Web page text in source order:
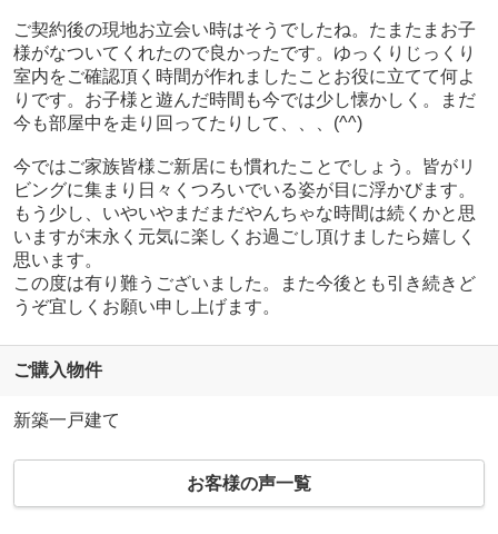
ご契約後の現地お立会い時はそうでしたね。たまたまお子
様がなついてくれたので良かったです。ゆっくりじっくり
室内をご確認頂く時間が作れましたことお役に立てて何よ
りです。お子様と遊んだ時間も今では少し懐かしく。まだ
今も部屋中を走り回ってたりして、、、(^^)
今ではご家族皆様ご新居にも慣れたことでしょう。皆がリ
ビングに集まり日々くつろいでいる姿が目に浮かびます。
もう少し、いやいやまだまだやんちゃな時間は続くかと思
いますが末永く元気に楽しくお過ごし頂けましたら嬉しく
思います。
この度は有り難うございました。また今後とも引き続きど
うぞ宜しくお願い申し上げます。
ご購入物件
新築一戸建て
お客様の声一覧